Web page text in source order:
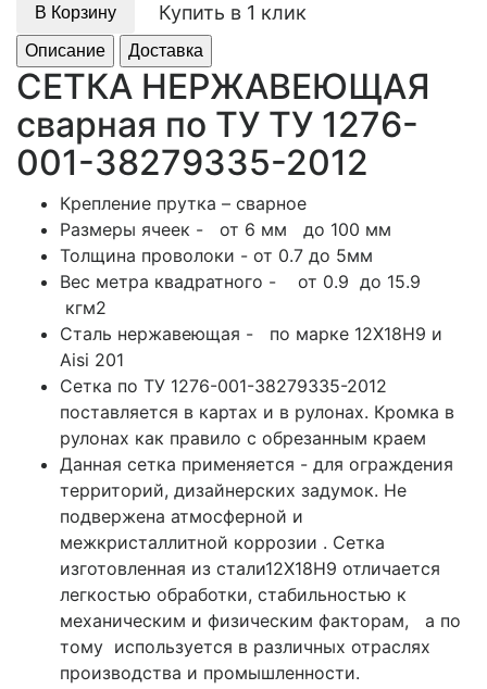
В Корзину Купить в 1 клик
Описание Доставка
СЕТКА НЕРЖАВЕЮЩАЯ
сварная по ТУ ТУ 1276-
001-38279335-2012
Крепление прутка – сварное
Размеры ячеек - от 6 мм до 100 мм
Толщина проволоки - от 0.7 до 5мм
Вес метра квадратного - от 0.9 до 15.9
кгм2
Сталь нержавеющая - по марке 12Х18Н9 и
Aisi 201
Сетка по ТУ 1276-001-38279335-2012
поставляется в картах и в рулонах. Кромка в
рулонах как правило с обрезанным краем
Данная сетка применяется - для ограждения
территорий, дизайнерских задумок. Не
подвержена атмосферной и
межкристаллитной коррозии . Сетка
изготовленная из стали12Х18Н9 отличается
легкостью обработки, стабильностью к
механическим и физическим факторам, а по
тому используется в различных отраслях
производства и промышленности.